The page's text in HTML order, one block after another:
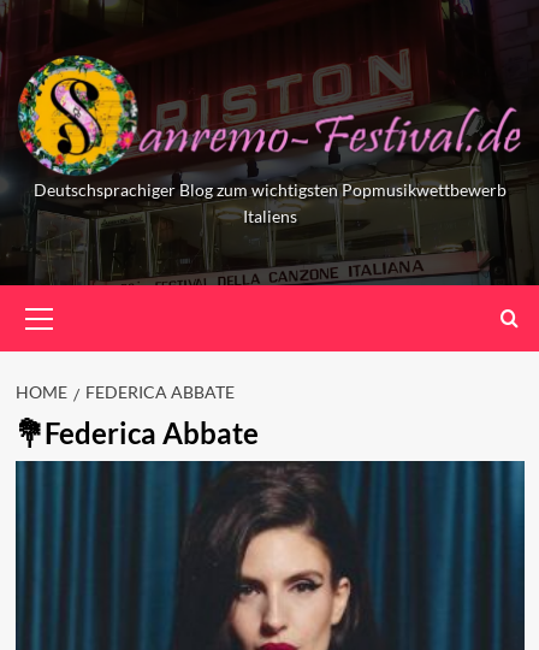
Skip
to
content
Deutschsprachiger Blog zum wichtigsten Popmusikwettbewerb
Italiens
Menu
HOME FEDERICA ABBATE
Federica Abbate